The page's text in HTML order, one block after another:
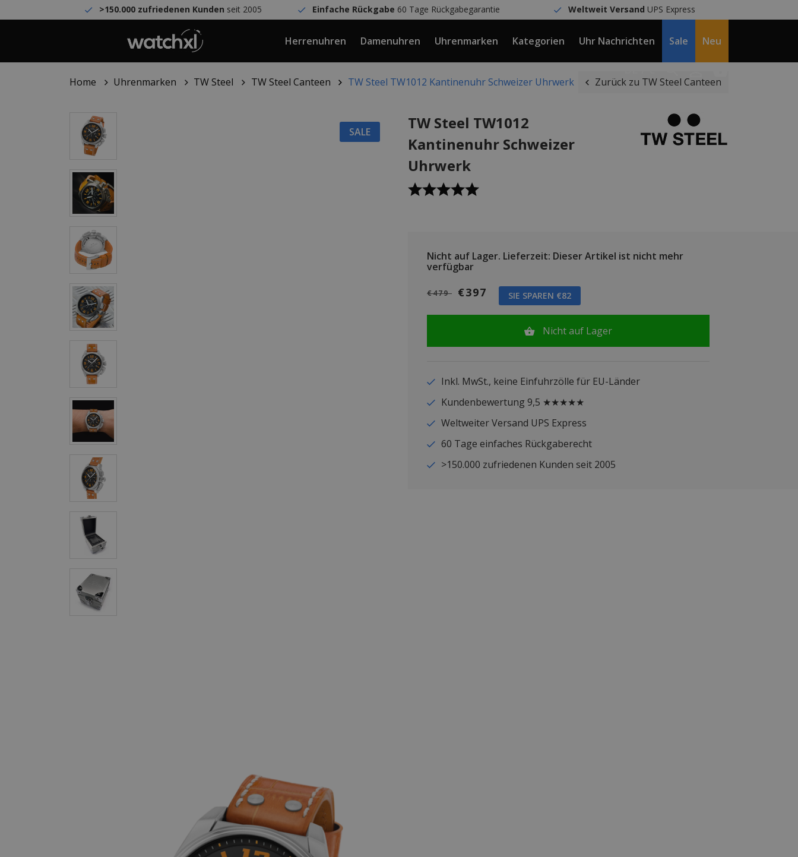
>150.000 zufriedenen Kunden seit 2005 Einfache Rückgabe 60 Tage Rückgabegarantie Weltweit Versand UPS Express
Herrenuhren Damenuhren Uhrenmarken Kategorien Uhr Nachrichten Sale Neu
Home Uhrenmarken TW Steel TW Steel Canteen TW Steel TW1012 Kantinenuhr Schweizer Uhrwerk Zurück zu TW Steel Canteen
SALE
TW Steel TW1012
Kantinenuhr Schweizer
Uhrwerk
Nicht auf Lager. Lieferzeit: Dieser Artikel ist nicht mehr
verfügbar
€479 €397 SIE SPAREN €82
Nicht auf Lager
Inkl. MwSt., keine Einfuhrzölle für EU-Länder
Kundenbewertung 9,5 ★★★★★
Weltweiter Versand UPS Express
60 Tage einfaches Rückgaberecht
>150.000 zufriedenen Kunden seit 2005